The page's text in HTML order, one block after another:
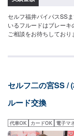
セルフ福井バイパスSS
いるフルードはブレーキ
ご相談をお待ちしてお
セルフ二の宮SS /
ルード交換
代車OK カードOK 電子マ